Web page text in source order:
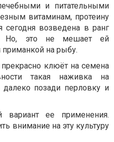
и питательными
витаминам, протеину
возведена в ранг
Но, это не мешает ей
приманкой на рыбу.
клюёт на семена
такая наживка на
позади перловку и
ее применения.
внимание на эту культуру